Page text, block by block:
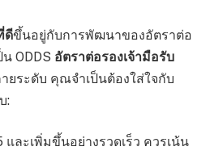
ดีขึ้นอยู่กับการพัฒนาของอัตราต่อ
ODDS อัตราต่อรองเจ้ามือรับ
ยระดับ คุณจำเป็นต้องใส่ใจกับ
:
ละเพิ่มขึ้นอย่างรวดเร็ว ควรเน้น